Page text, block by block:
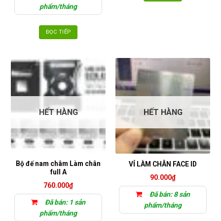
phẩm/tháng
ĐỌC TIẾP
HẾT HÀNG
Bộ đế nam châm Làm chân
full A
760.000₫
Đã bán: 1 sản
phẩm/tháng
HẾT HÀNG
VỈ LÀM CHÂN FACE ID
90.000₫
Đã bán: 8 sản
phẩm/tháng